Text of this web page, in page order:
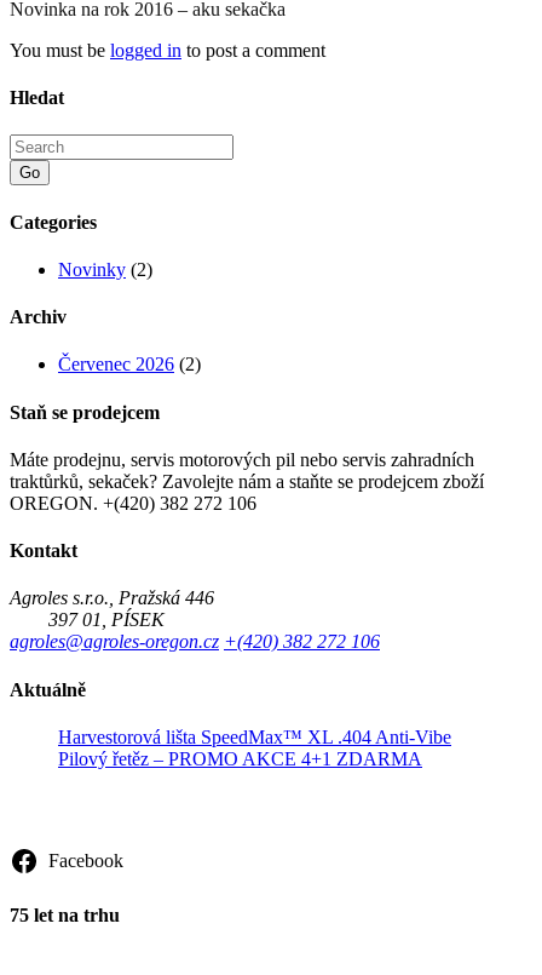
Novinka na rok 2016 – aku sekačka
You must be logged in to post a comment
Hledat
Go
Categories
Novinky (2)
Archiv
Červenec 2026 (2)
Staň se prodejcem
Máte prodejnu, servis motorových pil nebo servis zahradních
traktůrků, sekaček? Zavolejte nám a staňte se prodejcem zboží
OREGON. +(420) 382 272 106
Kontakt
Agroles s.r.o., Pražská 446
397 01, PÍSEK
agroles@agroles-oregon.cz +(420) 382 272 106
Aktuálně
Harvestorová lišta SpeedMax™ XL .404 Anti-Vibe
Pilový řetěz – PROMO AKCE 4+1 ZDARMA
Facebook
75 let na trhu